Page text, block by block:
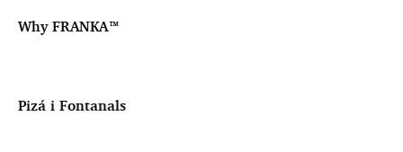
Why FRANKA™️
Pizá i Fontanals